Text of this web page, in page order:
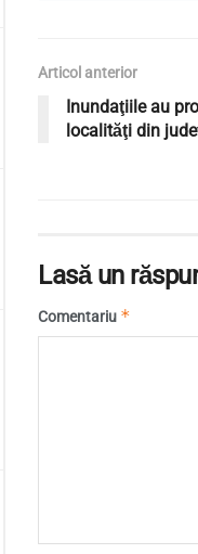
Articol anterior
Inundaţiile au
localităţi din
Lasă un
Comentariu *